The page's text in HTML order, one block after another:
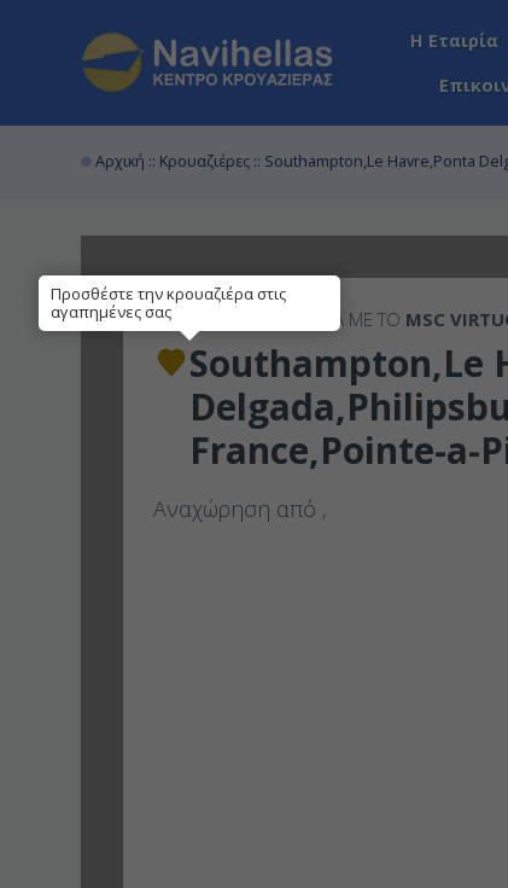
Η Εταιρία
Αρχική :: Κρουαζιέρες :: Southampton,Le Havre,Ponta
15ΉΜΕΡΗ ΚΡΟΥΑΖΙΕΡΑ ΜΕ ΤΟ MSC
Southampton,Le
France,Pointe-a-
Αναχώρηση από ,
Προσθέστε την κρουαζιέρα στις
αγαπημένες σας